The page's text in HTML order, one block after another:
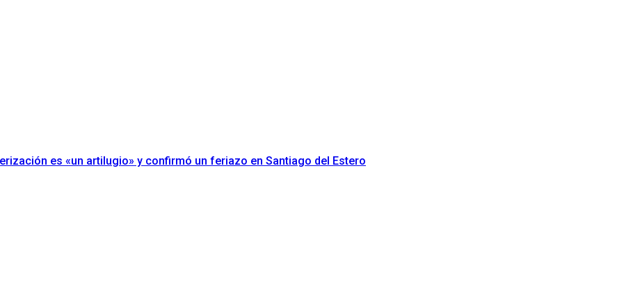
es «un artilugio» y confirmó un feriazo en Santiago del Estero